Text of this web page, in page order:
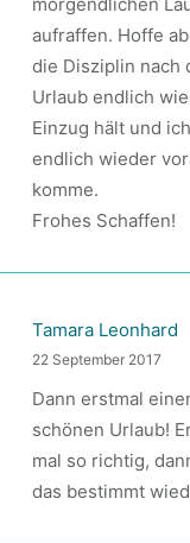
aufraffen. Hoffe
die Disziplin nach
Urlaub endlich
Einzug hält und
endlich wieder
komme.
Frohes Schaffen!
Tamara Leonhard
22 September 2017
Dann erstmal
schönen Urlaub!
mal so richtig,
das bestimmt